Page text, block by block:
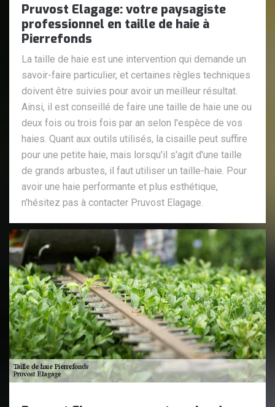
Pruvost Elagage: votre paysagiste
professionnel en taille de haie à
Pierrefonds
La taille de haie est une intervention qui demande un
savoir-faire particulier, et certaines règles techniques
doivent être suivies pour avoir un meilleur résultat.
Ainsi, il est conseillé de faire une taille de haie une ou
deux fois ou trois fois par an selon l'espèce de vos
haies. Quant aux outils utilisés, la cisaille peut suffire
pour une petite haie, mais lorsqu'il s'agit d'une taille
de grands arbustes, il faut utiliser un taille-haie. Pour
avoir une haie performante et plus esthétique,
n'hésitez pas à contacter Pruvost Elagage.